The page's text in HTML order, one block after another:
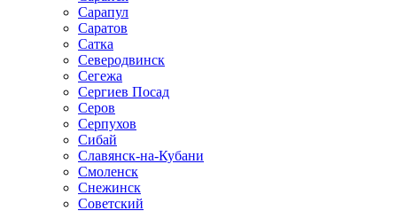
Сарапул
Саратов
Сатка
Северодвинск
Сегежа
Сергиев Посад
Серов
Серпухов
Сибай
Славянск-на-Кубани
Смоленск
Снежинск
Советский